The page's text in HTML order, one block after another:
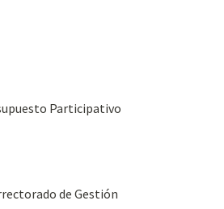
Participativo
de Gestión